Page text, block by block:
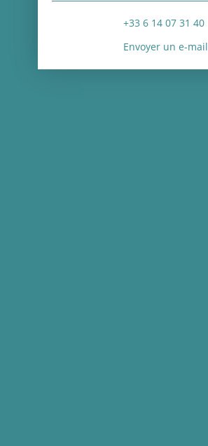
+33 6 14 07 31 40
Envoyer un e-mail